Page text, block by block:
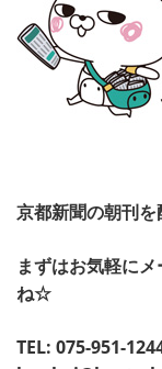
京都新聞の朝刊を
まずはお気軽に
ね☆
TEL: 075-951-